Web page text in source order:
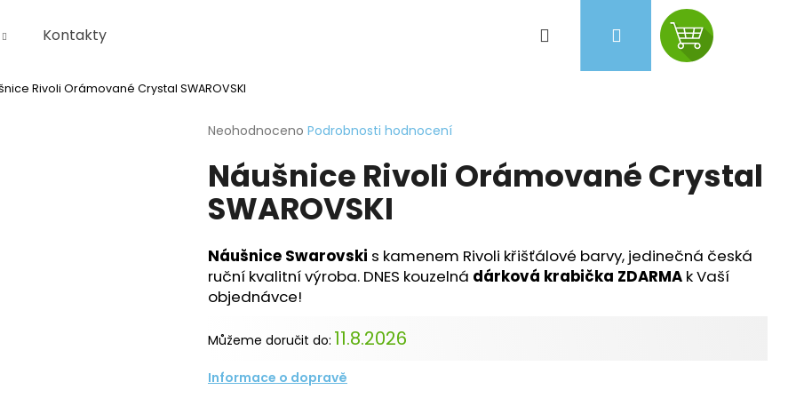
Kontakty PřihlášeníNákupní
Rivoli Orámované Crystal SWAROVSKI
Průměrné
produktu
je
0,0
z
hvězdiček.
Neohodnoceno Podrobnosti hodnocení
Náušnice Rivoli Orámované Crystal
SWAROVSKI
Náušnice Swarovski s kamenem Rivoli křišťálové barvy, jedinečná česká
ruční kvalitní výroba. DNES kouzelná dárková krabička ZDARMA k Vaší
objednávce!
Můžeme doručit do: 11.8.2026
Informace o dopravě
Co potřebujete najít?
HLEDAT